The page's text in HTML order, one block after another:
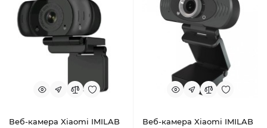
Веб-камера Xiaomi IMILAB
Веб-камера Xiaomi IMILAB